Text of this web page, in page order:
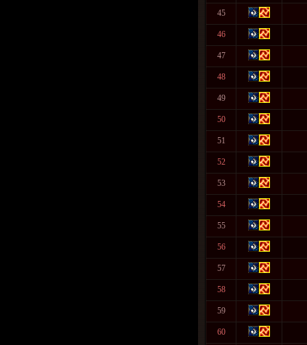
45
46
47
48
49
50
51
52
53
54
55
56
57
58
59
60